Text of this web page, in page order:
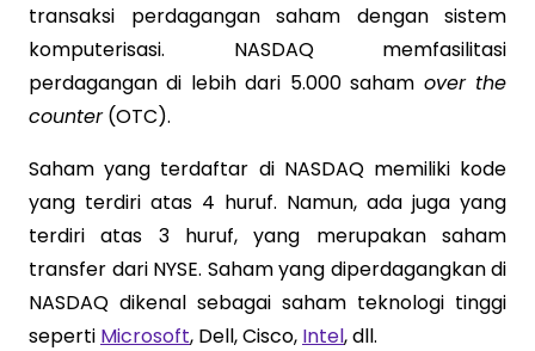
transaksi perdagangan saham dengan sistem
komputerisasi. NASDAQ memfasilitasi
perdagangan di lebih dari 5.000 saham over the
counter(OTC).
Saham yang terdaftar di NASDAQ memiliki kode
yang terdiri atas 4 huruf. Namun, ada juga yang
terdiri atas 3 huruf, yang merupakan saham
transfer dari NYSE. Saham yang diperdagangkan di
NASDAQ dikenal sebagai saham teknologi tinggi
seperti Microsoft, Dell, Cisco, Intel, dll.